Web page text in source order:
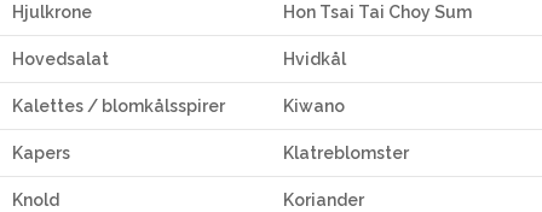
Hjulkrone Hon Tsai Tai Choy Sum
Hovedsalat Hvidkål
Kalettes / blomkålsspirer Kiwano
Kapers Klatreblomster
Knold Koriander